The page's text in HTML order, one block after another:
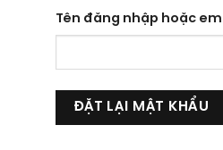
Tên đăng nhập hoặc
ĐẶT LẠI MẬT KHẨU